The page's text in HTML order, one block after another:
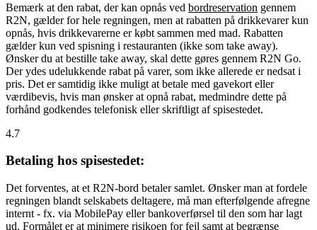
Bemærk at den rabat, der kan opnås ved bordreservation gennem
R2N, gælder for hele regningen, men at rabatten på drikkevarer kun
opnås, hvis drikkevarerne er købt sammen med mad. Rabatten
gælder kun ved spisning i restauranten (ikke som take away).
Ønsker du at bestille take away, skal dette gøres gennem R2N Go.
Der ydes udelukkende rabat på varer, som ikke allerede er nedsat i
pris. Det er samtidig ikke muligt at betale med gavekort eller
værdibevis, hvis man ønsker at opnå rabat, medmindre dette på
forhånd godkendes telefonisk eller skriftligt af spisestedet.
4.7
Betaling hos spisestedet:
Det forventes, at et R2N-bord betaler samlet. Ønsker man at fordele
regningen blandt selskabets deltagere, må man efterfølgende afregne
internt - fx. via MobilePay eller bankoverførsel til den som har lagt
ud. Formålet er at minimere risikoen for fejl samt at begrænse